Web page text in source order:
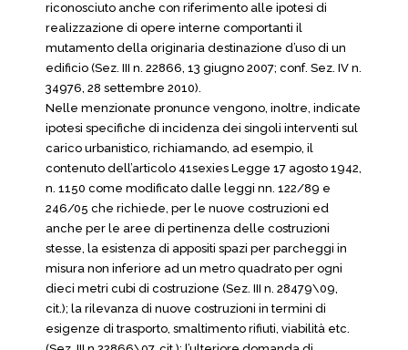
riconosciuto anche con riferimento alle ipotesi di
realizzazione di opere interne comportanti il
mutamento della originaria destinazione d’uso di un
edificio (Sez. III n. 22866, 13 giugno 2007; conf. Sez. IV n.
34976, 28 settembre 2010).
Nelle menzionate pronunce vengono, inoltre, indicate
ipotesi specifiche di incidenza dei singoli interventi sul
carico urbanistico, richiamando, ad esempio, il
contenuto dell’articolo 41sexies Legge 17 agosto 1942,
n. 1150 come modificato dalle leggi nn. 122/89 e
246/05 che richiede, per le nuove costruzioni ed
anche per le aree di pertinenza delle costruzioni
stesse, la esistenza di appositi spazi per parcheggi in
misura non inferiore ad un metro quadrato per ogni
dieci metri cubi di costruzione (Sez. III n. 28479\09,
cit.); la rilevanza di nuove costruzioni in termini di
esigenze di trasporto, smaltimento rifiuti, viabilità etc.